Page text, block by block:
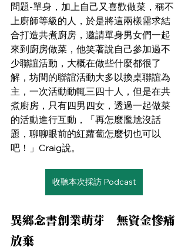
問題-單身，加上自己又喜歡做菜，稱不
上廚師等級的人，於是將這兩樣需求結
合打造共煮廚房，邀請單身男女們一起
來到廚房做菜，他笑著說自己參加過不
少聯誼活動，大概在做些什麼都很了
解，坊間的聯誼活動大多以換桌聯誼為
主，一次活動動輒三四十人，但是在共
煮廚房，只有四男四女，透過一起做菜
的活動進行互動，「再怎麼尷尬沒話
題，聊聊眼前的紅蘿蔔怎麼切也可以
吧！」Craig說。
收聽本次採訪 Podcast
異鄉念書創業萌芽　無資金慘痛
放棄